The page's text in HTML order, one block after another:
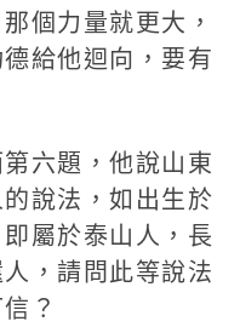
個力量就更大，
給他迴向，要有
題，他說山東
說法，如出生於
屬於泰山人，長
，請問此等說法
？